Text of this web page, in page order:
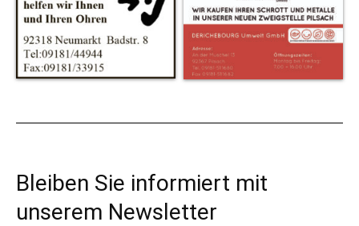
Bleiben Sie informiert mit
unserem Newsletter